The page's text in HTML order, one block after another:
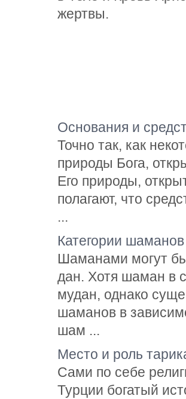
жертвы.
Основания и
Точно так, как
природы Бога,
Его природы,
полагают, что
...
Категории
Шаманами могут
дан. Хотя шаман в
мудан, однако
шаманов в
шам ...
Место и роль
Сами по себе
Турции богатый